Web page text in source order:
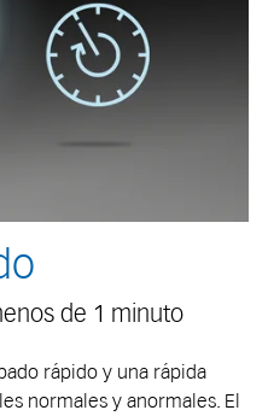
de 1 minuto
rápido y una rápida
normales y anormales. El